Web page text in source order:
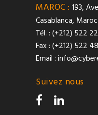
MAROC : 193,
Casablanca, Maroc
Tél. : (+212) 522
Fax : (+212) 522
Email :
Suivez nous